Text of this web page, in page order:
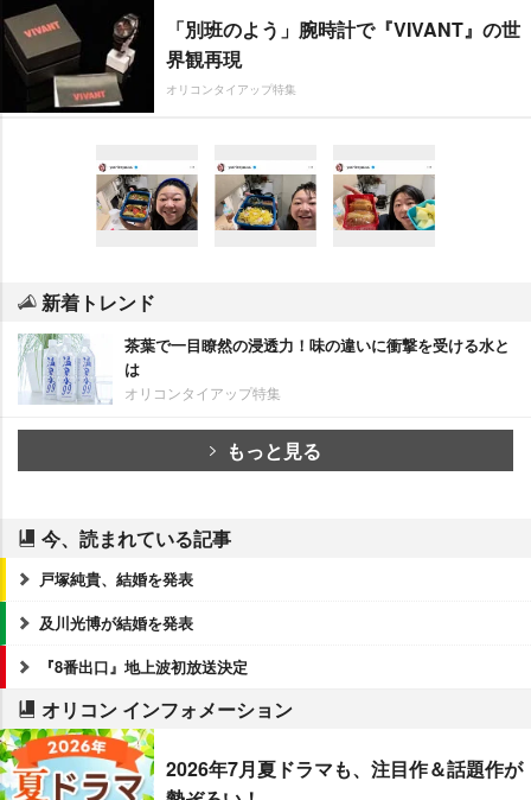
「別班のよう」腕時計で『VIVANT』の世
界観再現
オリコンタイアップ特集
新着トレンド
茶葉で一目瞭然の浸透力！味の違いに衝撃を受ける水と
は
オリコンタイアップ特集
もっと見る
今、読まれている記事
戸塚純貴、結婚を発表
及川光博が結婚を発表
『8番出口』地上波初放送決定
オリコン インフォメーション
2026年7月夏ドラマも、注目作＆話題作が